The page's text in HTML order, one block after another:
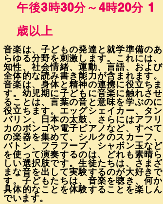
午後3時30分～4時20分 1
歳以上
音楽は、子どもの発達と就学準備のあ
らゆる分野を刺激します。これには、
知性、社会情緒、運動、言語、および
全体的な読み書き能力が含まれます。
音楽は、身体と精神の連携に役立ちま
す。幼児期に子どもに音楽に触れさせ
ることは、言葉の音と意味を学ぶのに
役立ちます。エッグシェイカー、タン
バリン、日本の太鼓、さらにはアフリ
カのボンゴや電子ピアノなど、すべて
の楽器を集めて、シルクのスカーフ、
バトン、フラフープ、シャボン玉など
を使って演奏するのは、どれも素晴ら
しい選択肢です。生徒たちは、さまざ
まな音を出して実験するのが大好きで
す。子どもたちは、音楽を聴き、何か
具体的なことを体験することを楽しん
でいます。